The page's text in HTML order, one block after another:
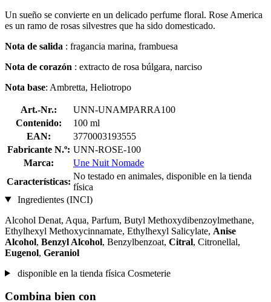
Un sueño se convierte en un delicado perfume floral. Rose America
es un ramo de rosas silvestres que ha sido domesticado.
Nota de salida : fragancia marina, frambuesa
Nota de corazón : extracto de rosa búlgara, narciso
Nota base: Ambretta, Heliotropo
Art.-Nr.:
UNN-UNAMPARRA100
Contenido:
100 ml
EAN:
3770003193555
Fabricante N.º: UNN-ROSE-100
Marca:
Une Nuit Nomade
Características:
No testado en animales, disponible en la tienda
física
Ingredientes (INCI)
Alcohol Denat, Aqua, Parfum, Butyl Methoxydibenzoylmethane,
Ethylhexyl Methoxycinnamate, Ethylhexyl Salicylate, Anise
Alcohol, Benzyl Alcohol, Benzylbenzoat, Citral, Citronellal,
Eugenol, Geraniol
disponible en la tienda física Cosmeterie
Combina bien con